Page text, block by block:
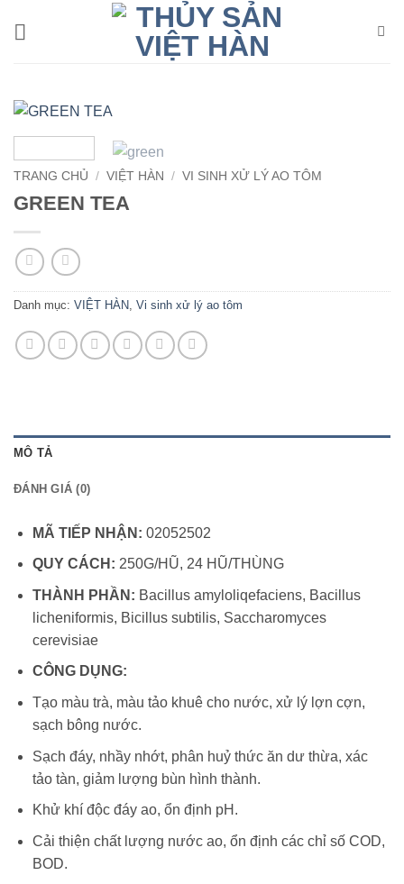
TRANG CHỦ / VIỆT HÀN / VI SINH XỬ LÝ AO TÔM
GREEN TEA
Danh mục: VIỆT HÀN Vi sinh xử lý ao tôm
MÔ TẢ
ĐÁNH GIÁ (0)
MÃ TIẾP NHẬN: 02052502
QUY CÁCH: 250G/HŨ, 24 HŨ/THÙNG
THÀNH PHẦN: Bacillus amyloliqefaciens, Bacillus
licheniformis, Bicillus subtilis, Saccharomyces
cerevisiae
CÔNG DỤNG:
Tạo màu trà, màu tảo khuê cho nước, xử lý lợn cợn,
sạch bông nước.
Sạch đáy, nhầy nhớt, phân huỷ thức ăn dư thừa, xác
tảo tàn, giảm lượng bùn hình thành.
Khử khí độc đáy ao, ổn định pH.
Cải thiện chất lượng nước ao, ổn định các chỉ số COD,
BOD.